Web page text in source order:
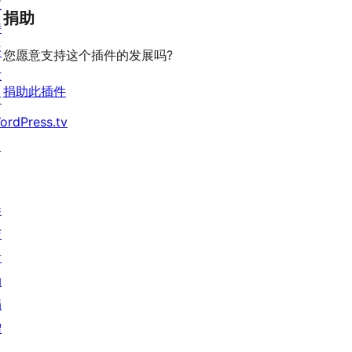
捐助
您愿意支持这个插件的发展吗?
捐助此插件